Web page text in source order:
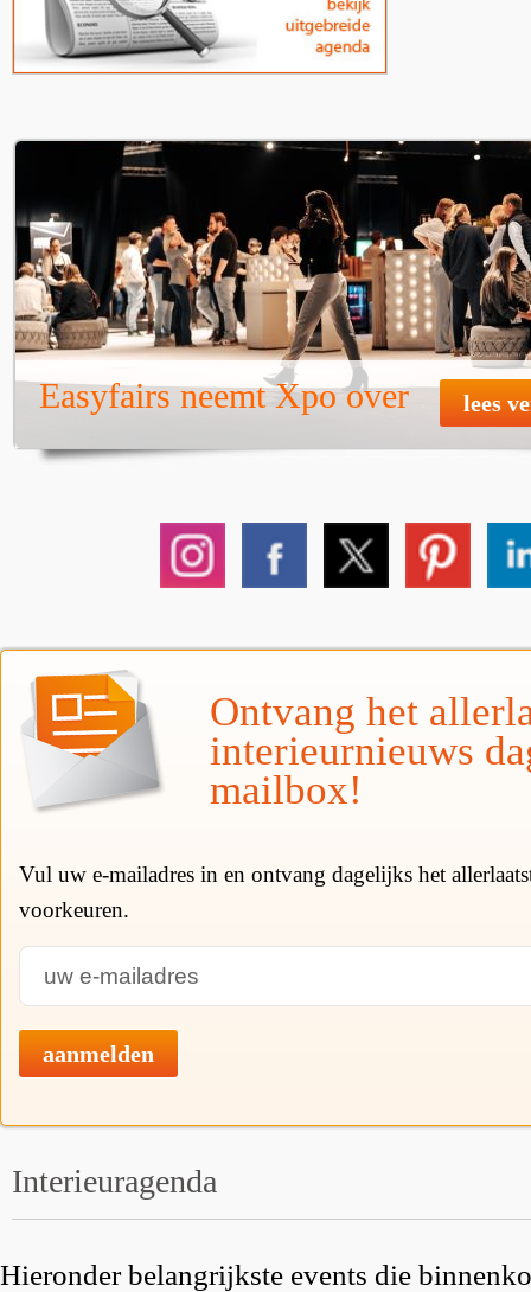
Easyfairs neemt Xpo over lees
Ontvang het
interieurnieuws
mailbox!
Vul uw e-mailadres in en ontvang dagelijks het
voorkeuren.
aanmelden
Interieuragenda
Hieronder belangrijkste events die